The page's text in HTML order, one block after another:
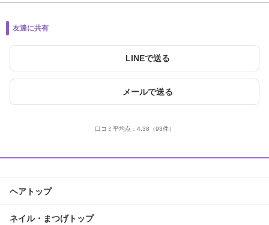
友達に共有
LINEで送る
メールで送る
口コミ平均点： 4.38 （93件）
ヘアトップ
ネイル・まつげトップ